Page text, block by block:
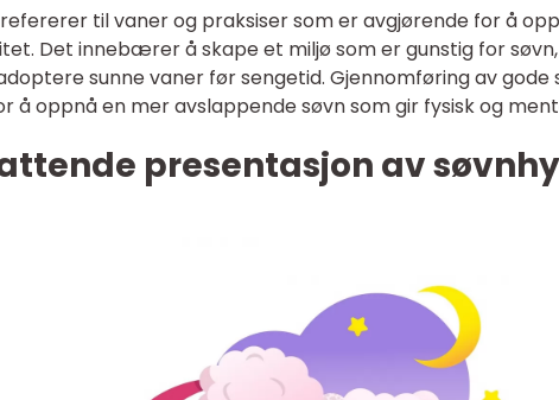
til vaner og praksiser som er avgjørende for å
Det innebærer å skape et miljø som er gunstig for
sunne vaner før sengetid. Gjennomføring av
å oppnå en mer avslappende søvn som gir fysisk og
presentasjon av